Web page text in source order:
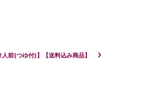
前(つゆ付)】【送料込み商品】